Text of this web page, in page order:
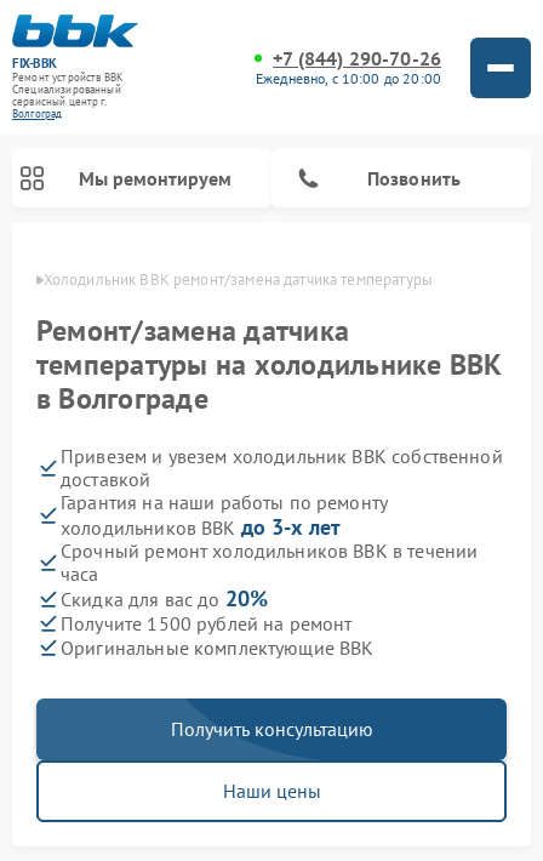
FIX-BBK
Ремонт устройств BBK
Специализированный
cервисный центр г.
Волгоград
+7 (844) 290-70-26
Ежедневно, с 10:00 до 20:00
Мы ремонтируем Позвонить
Холодильник BBK ремонт/замена датчика температуры
Ремонт/замена датчика
температуры на холодильнике BBK
в Волгограде
Привезем и увезем холодильник BBK собственной
доставкой
Гарантия на наши работы по ремонту
холодильников BBK до 3-х лет
Срочный ремонт холодильников BBK в течении
часа
Скидка для вас до 20%
Получите 1500 рублей на ремонт
Оригинальные комплектующие BBK
Получить консультацию
Наши цены